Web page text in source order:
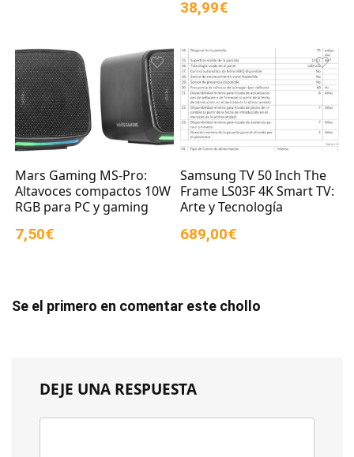
38,99€
Mars Gaming MS-Pro:
Altavoces compactos 10W
RGB para PC y gaming
7,50€
Samsung TV 50 Inch The
Frame LS03F 4K Smart TV:
Arte y Tecnología
689,00€
Se el primero en comentar este chollo
DEJE UNA RESPUESTA